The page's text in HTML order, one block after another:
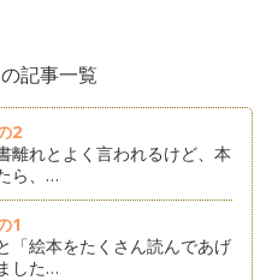
記事一覧
2
離れとよく言われるけど、本
ら、…
1
「絵本をたくさん読んであげ
した…